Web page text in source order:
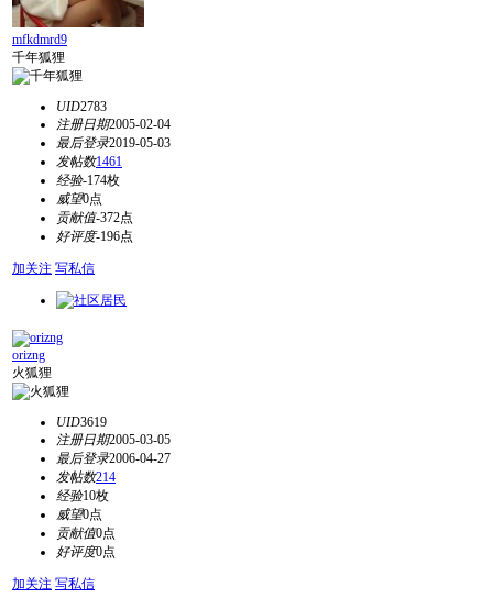
mfkdmrd9
千年狐狸
UID2783
注册日期2005-02-04
最后登录2019-05-03
发帖数1461
经验-174枚
威望0点
贡献值-372点
好评度-196点
加关注 写私信
orizng
火狐狸
UID3619
注册日期2005-03-05
最后登录2006-04-27
发帖数214
经验10枚
威望0点
贡献值0点
好评度0点
加关注 写私信